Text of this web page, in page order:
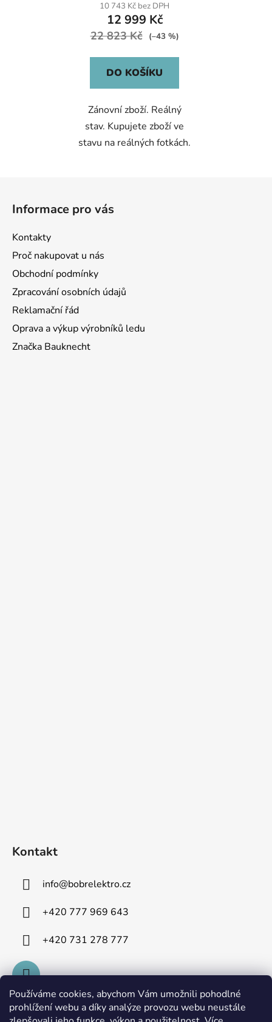
Používáme cookies, abychom Vám umožnili pohodlné
prohlížení webu a díky analýze provozu webu neustále
10 743 Kč bez DPH
12 999 Kč
22 823 Kč (–43 %)
DO KOŠÍKU
Zánovní zboží. Reálný
stav. Kupujete zboží ve
stavu na reálných fotkách.
Informace pro vás
Kontakty
Proč nakupovat u nás
Obchodní podmínky
Zpracování osobních údajů
Reklamační řád
Oprava a výkup výrobníků ledu
Značka Bauknecht
Kontakt
info@bobrelektro.cz
+420 777 969 643
+420 731 278 777